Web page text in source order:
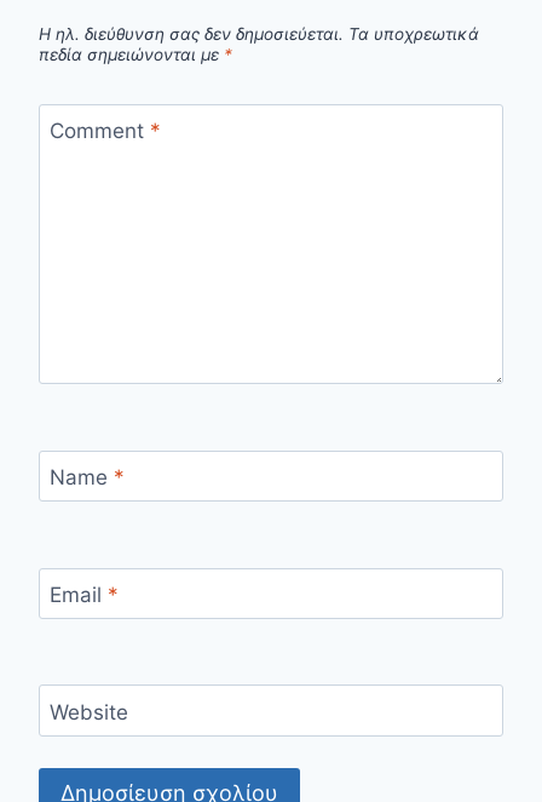
Η ηλ. διεύθυνση σας δεν δημοσιεύεται. Τα υποχρεωτικά
πεδία σημειώνονται με *
Comment *
Name *
Email *
Website